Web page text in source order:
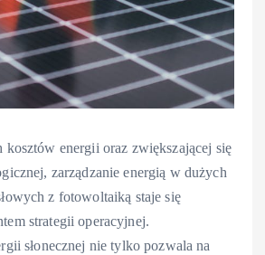
kosztów energii oraz zwiększającej się
zarządzanie energią w dużych
z fotowoltaiką staje się
strategii operacyjnej.
słonecznej nie tylko pozwala na